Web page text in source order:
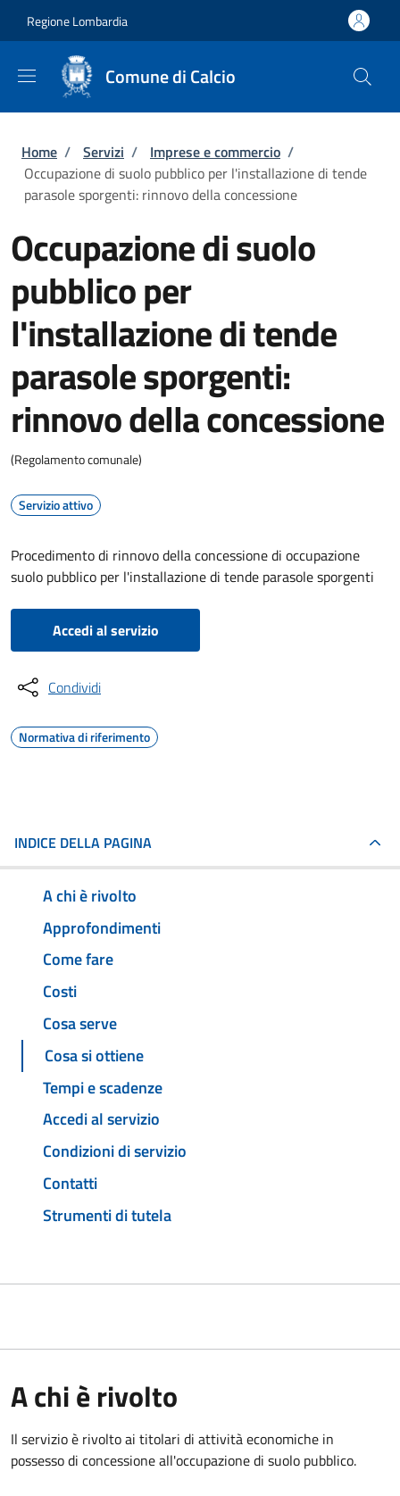
Regione Lombardia
Comune di Calcio
Briciole di pane
Home / Servizi / Imprese e commercio /
Occupazione di suolo pubblico per l'installazione di tende
parasole sporgenti: rinnovo della concessione
Occupazione di suolo
pubblico per
l'installazione di tende
parasole sporgenti:
rinnovo della concessione
(Regolamento comunale)
Servizio attivo
Procedimento di rinnovo della concessione di occupazione
suolo pubblico per l'installazione di tende parasole sporgenti
Accedi al servizio
Condividi
Normativa di riferimento
INDICE DELLA PAGINA
A chi è rivolto
Approfondimenti
Come fare
Costi
Cosa serve
Cosa si ottiene
Tempi e scadenze
Accedi al servizio
Condizioni di servizio
Contatti
Strumenti di tutela
A chi è rivolto
Il servizio è rivolto ai titolari di attività economiche in
possesso di concessione all'occupazione di suolo pubblico.